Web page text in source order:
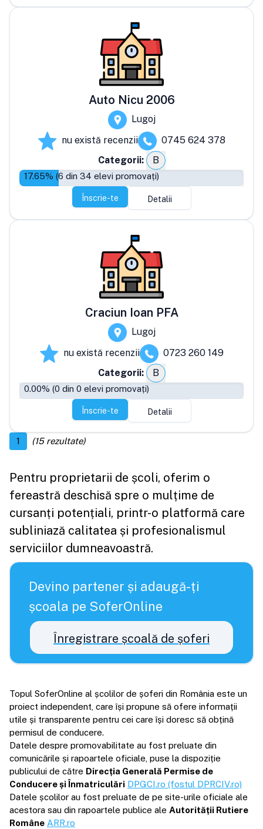
Auto Nicu 2006
Lugoj
nu există recenzii
0745 624 378
Categorii:
B
17.65% (6 din 34 elevi promovați)
Înscrie-te Detalii
Craciun Ioan PFA
Lugoj
nu există recenzii
0723 260 149
Categorii:
B
0.00% (0 din 0 elevi promovați)
Înscrie-te Detalii
1 (15rezultate)
Pentru proprietarii de școli, oferim o
fereastră deschisă spre o mulțime de
cursanți potențiali, printr-o platformă care
subliniază calitatea și profesionalismul
serviciilor dumneavoastră.
Devino partener și adaugă-ți
școala pe SoferOnline
Înregistrare școală de șoferi
Topul SoferOnline al școlilor de șoferi din România este un
proiect independent, care își propune să ofere informații
utile și transparente pentru cei care își doresc să obțină
permisul de conducere.
Datele despre promovabilitate au fost preluate din
comunicările și rapoartele oficiale, puse la dispoziție
publicului de către Direcția Generală Permise de
Conducere și Înmatriculări DPGCI.ro (fostul DPRCIV.ro)
Datele școlilor au fost preluate de pe site-urile oficiale ale
acestora sau din rapoartele publice ale Autorității Rutiere
Române ARR.ro